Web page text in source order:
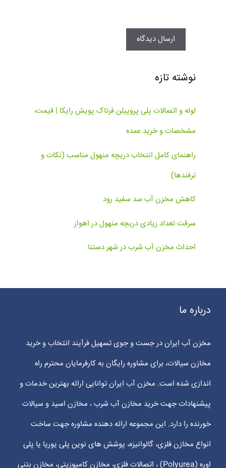
نوشته تازه
لوله و اتصالات پلی پروپیلن فرتاک پویش رایکا | قیمت،
مشخصات و خرید عمده
راهنمای کامل انتخاب دریچه منهول مناسب (نکات و
ترفندها)
کاهش مخزن آب سد سفید رود
سرقت تعداد زیادی دریچه منهول در اهواز
احداث مخزن آب شرب در شهر دستنا
درباره ما
مخزن آب ایران در جست و جوی تسهیل فرآیند انتخاب و خرید
مخازن سیالات، برای مشاوره رایگان به کارفرمایان محترم راه
اندازی شده است. مخزن آب ایران توانایی ارائه بهترین خدمات و
پیشنهادات جهت خرید مخازن آب شرب ، مخازن اسید و سیالات
خورنده را دارد. این مجموعه ارائه دهنده مشاوره جهت ساخت
انواع مخازن فلزی، گالوانیزه، پوشش های نوین پلی یوریا یا پلی
اوره (Polyurea) ، اتصالات فلزی، مخازن کامپوزیتی، مخازن بتنی